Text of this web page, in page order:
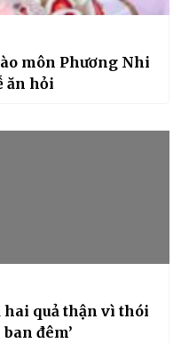
môn Phương Nhi
ăn hỏi
hai quả thận vì thói
đêm’